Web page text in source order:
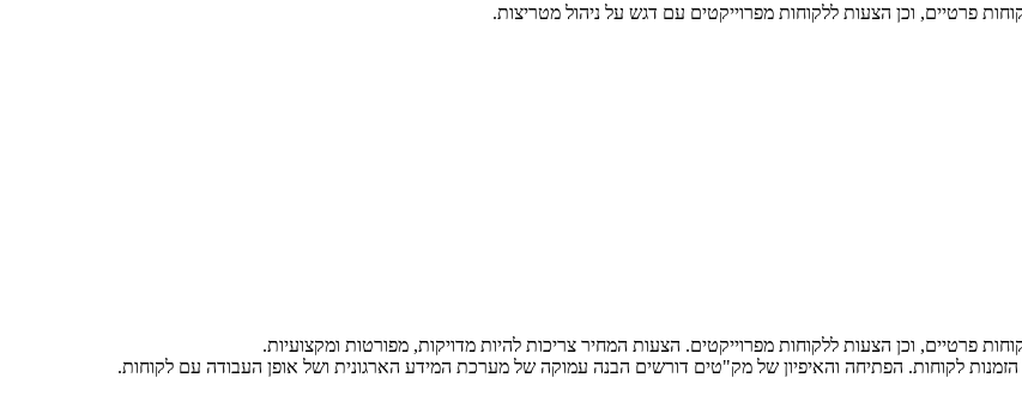
פרטיים, וכן הצעות ללקוחות מפרוייקטים עם דגש על ניהול מטריצות.
פרטיים, וכן הצעות ללקוחות מפרוייקטים. הצעות המחיר צריכות להיות מדויקות, מפורטות ומקצועיות.
לקוחות. הפתיחה והאיפיון של מק"טים דורשים הבנה עמוקה של מערכת המידע הארגונית ושל אופן העבודה עם לקוחות.